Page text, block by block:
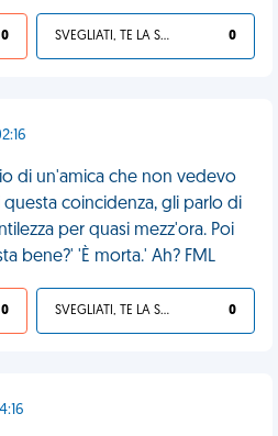
0 SVEGLIATI, TE LA SEI CERCATA! 0
di un'amica che non vedevo
coincidenza, gli parlo di
per quasi mezz'ora. Poi
bene?' 'È morta.' Ah? FML
0 SVEGLIATI, TE LA SEI CERCATA! 0